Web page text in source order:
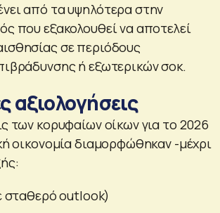
από τα υψηλότερα στην
που εξακολουθεί να αποτελεί
σε περιόδους
ή εξωτερικών σοκ.
αξιολογήσεις
των κορυφαίων οίκων για το 2026
οικονομία διαμορφώθηκαν -μέχρι
σταθερό outlook)